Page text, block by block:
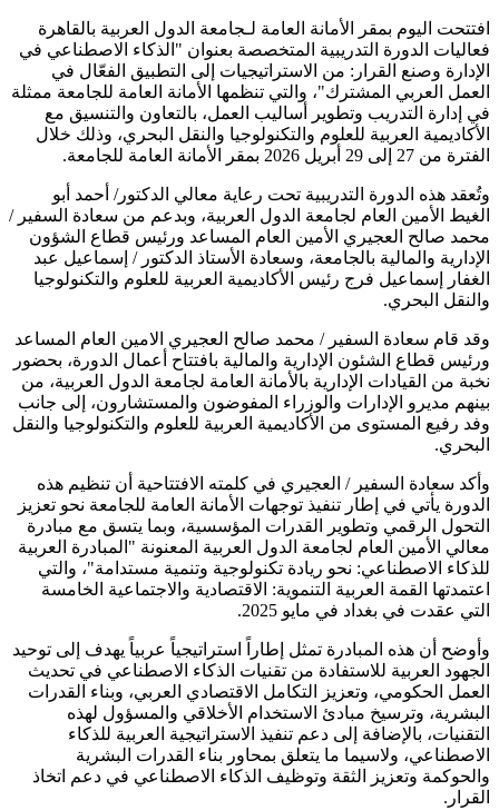
افتتحت اليوم بمقر الأمانة العامة لـجامعة الدول العربية بالقاهرة
فعاليات الدورة التدريبية المتخصصة بعنوان "الذكاء الاصطناعي في
الإدارة وصنع القرار: من الاستراتيجيات إلى التطبيق الفعّال في
العمل العربي المشترك"، والتي تنظمها الأمانة العامة للجامعة ممثلة
في إدارة التدريب وتطوير أساليب العمل، بالتعاون والتنسيق مع
الأكاديمية العربية للعلوم والتكنولوجيا والنقل البحري، وذلك خلال
الفترة من 27 إلى 29 أبريل 2026 بمقر الأمانة العامة للجامعة.
وتُعقد هذه الدورة التدريبية تحت رعاية معالي الدكتور/ أحمد أبو
الغيط الأمين العام لجامعة الدول العربية، وبدعم من سعادة السفير /
محمد صالح العجيري الأمين العام المساعد ورئيس قطاع الشؤون
الإدارية والمالية بالجامعة، وسعادة الأستاذ الدكتور / إسماعيل عبد
الغفار إسماعيل فرج رئيس الأكاديمية العربية للعلوم والتكنولوجيا
والنقل البحري.
وقد قام سعادة السفير / محمد صالح العجيري الامين العام المساعد
ورئيس قطاع الشئون الإدارية والمالية بافتتاح أعمال الدورة، بحضور
نخبة من القيادات الإدارية بالأمانة العامة لجامعة الدول العربية، من
بينهم مديرو الإدارات والوزراء المفوضون والمستشارون، إلى جانب
وفد رفيع المستوى من الأكاديمية العربية للعلوم والتكنولوجيا والنقل
البحري.
وأكد سعادة السفير / العجيري في كلمته الافتتاحية أن تنظيم هذه
الدورة يأتي في إطار تنفيذ توجهات الأمانة العامة للجامعة نحو تعزيز
التحول الرقمي وتطوير القدرات المؤسسية، وبما يتسق مع مبادرة
معالي الأمين العام لجامعة الدول العربية المعنونة "المبادرة العربية
للذكاء الاصطناعي: نحو ريادة تكنولوجية وتنمية مستدامة"، والتي
اعتمدتها القمة العربية التنموية: الاقتصادية والاجتماعية الخامسة
التي عقدت في بغداد في مايو 2025.
وأوضح أن هذه المبادرة تمثل إطاراً استراتيجياً عربياً يهدف إلى توحيد
الجهود العربية للاستفادة من تقنيات الذكاء الاصطناعي في تحديث
العمل الحكومي، وتعزيز التكامل الاقتصادي العربي، وبناء القدرات
البشرية، وترسيخ مبادئ الاستخدام الأخلاقي والمسؤول لهذه
التقنيات، بالإضافة إلى دعم تنفيذ الاستراتيجية العربية للذكاء
الاصطناعي، ولاسيما ما يتعلق بمحاور بناء القدرات البشرية
والحوكمة وتعزيز الثقة وتوظيف الذكاء الاصطناعي في دعم اتخاذ
القرار.